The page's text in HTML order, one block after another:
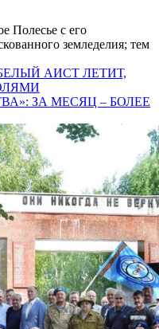
Полесье с его
земледелия; тем
БЕЛЫЙ АИСТ ЛЕТИТ,
ЗА МЕСЯЦ – БОЛЕЕ